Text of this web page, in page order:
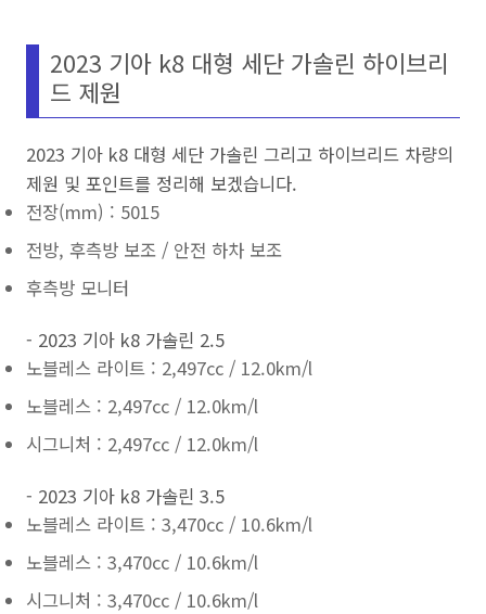
2023 기아 k8 대형 세단 가솔린 하이브리
드 제원
2023 기아 k8 대형 세단 가솔린 그리고 하이브리드 차량의
제원 및 포인트를 정리해 보겠습니다.
전장(mm) : 5015
전방, 후측방 보조 / 안전 하차 보조
후측방 모니터
- 2023 기아 k8 가솔린 2.5
노블레스 라이트 : 2,497cc / 12.0km/l
노블레스 : 2,497cc / 12.0km/l
시그니처 : 2,497cc / 12.0km/l
- 2023 기아 k8 가솔린 3.5
노블레스 라이트 : 3,470cc / 10.6km/l
노블레스 : 3,470cc / 10.6km/l
시그니처 : 3,470cc / 10.6km/l